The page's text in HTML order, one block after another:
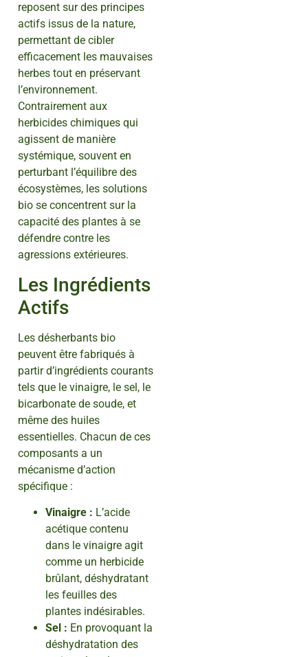
reposent sur des principes
actifs issus de la nature,
permettant de cibler
efficacement les mauvaises
herbes tout en préservant
l’environnement.
Contrairement aux
herbicides chimiques qui
agissent de manière
systémique, souvent en
perturbant l’équilibre des
écosystèmes, les solutions
bio se concentrent sur la
capacité des plantes à se
défendre contre les
agressions extérieures.
Les Ingrédients
Actifs
Les désherbants bio
peuvent être fabriqués à
partir d’ingrédients courants
tels que le vinaigre, le sel, le
bicarbonate de soude, et
même des huiles
essentielles. Chacun de ces
composants a un
mécanisme d’action
spécifique :
Vinaigre : L’acide
acétique contenu
dans le vinaigre agit
comme un herbicide
brûlant, déshydratant
les feuilles des
plantes indésirables.
Sel : En provoquant la
déshydratation des